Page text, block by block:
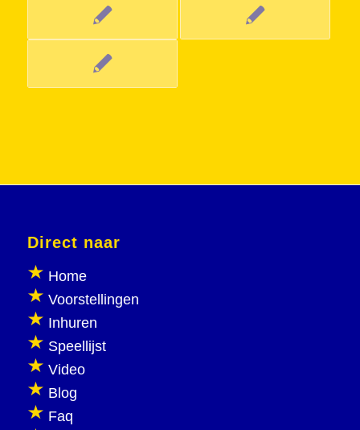
Direct naar
Home
Voorstellingen
Inhuren
Speellijst
Video
Blog
Faq